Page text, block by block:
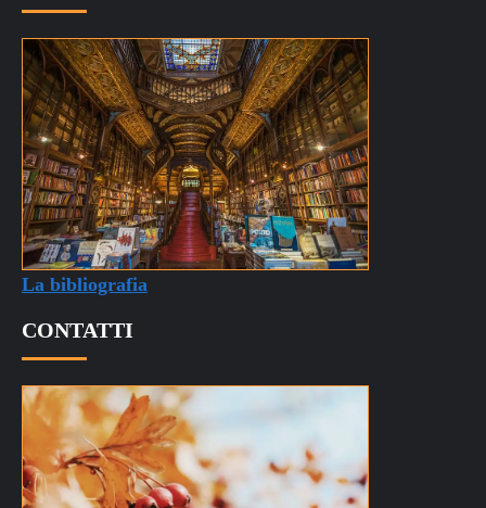
La bibliografia
CONTATTI